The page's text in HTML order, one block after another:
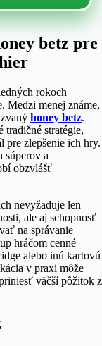
betz pre
rokoch
Medzi menej známe,
honey betz.
tradičné stratégie,
pre zlepšenie ich hry.
súperov a
obzvlášť
nevyžaduje len
ale aj schopnosť
na správanie
hráčom cenné
alebo inú kartovú
v praxi môže
väčší pôžitok z